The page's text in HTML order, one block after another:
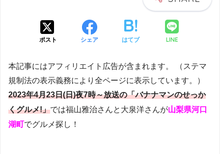
ポスト シェア はてブ LINE
本記事にはアフィリエイト広告が含まれます。 （ステマ
規制法の表示義務により全ページに表示しています。）
2023年4月23日(日)夜7時～放送の「バナナマンのせっか
くグルメ!」では福山雅治さんと大泉洋さんが山梨県河口
湖町でグルメ探し！